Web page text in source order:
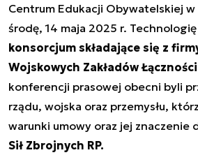
Centrum Edukacji Obywatelskiej w
środę, 14 maja 2025 r.
konsorcjum składające się z
Wojskowych Zakładów Łączności
konferencji prasowej obecni byli
rządu, wojska oraz przemysłu,
warunki umowy oraz jej znaczenie
Sił Zbrojnych RP.